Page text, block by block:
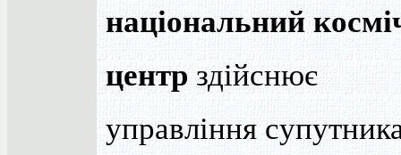
національний
центр здійснює
управління